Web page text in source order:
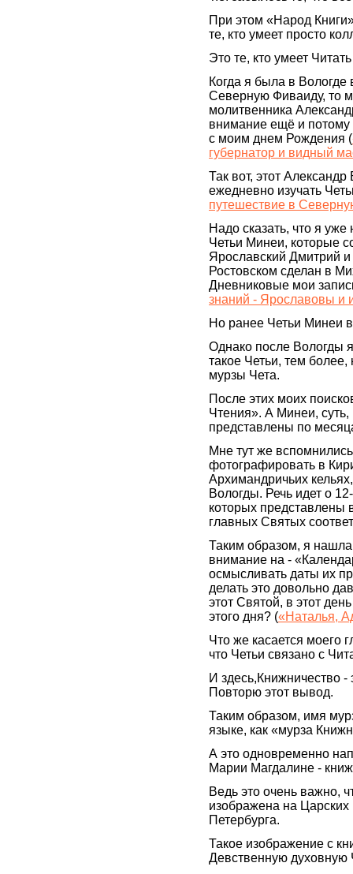
При этом «Народ
те, кто умеет просто
Это те, кто умеет Читать
Когда я была в Вологде
Северную Фиваиду, то
молитвенника
внимание ещё и потому
с моим днем Рождения (
губернатор и видный
Так вот, этот
ежедневно изучать
путешествие в
Надо сказать, что я
Четьи Минеи, которые
Ярославский Дмитрий
Ростовском сделан в
Дневниковые мои
знаний - Ярославовы и
Но ранее Четьи Минеи
Однако после Вологды
такое Четьи, тем
мурзы Чета.
После этих моих
Чтения». А Минеи,
представлены по
Мне тут же
фотографировать в
Архимандричьих
Вологды. Речь идет о
которых представлены
главных Святых
Таким образом, я
внимание на -
осмысливать даты их
делать это довольно
этот Святой, в этот
этого дня? («Наталья,
Что же касается моего
что Четьи связано с
И здесь,Книжничество -
Повторю этот вывод.
Таким образом, имя
языке, как «мурза
А это одновременно
Марии Магдалине -
Ведь это очень важно,
изображена на Царских
Петербурга.
Такое изображение с
Девственную духовную